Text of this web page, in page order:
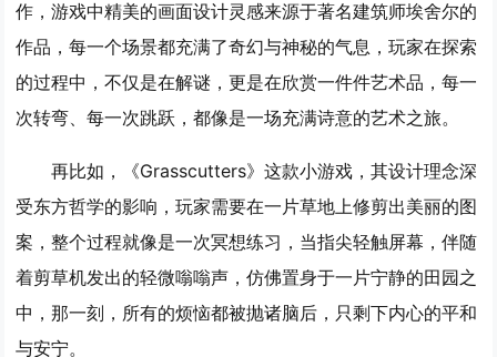
作，游戏中精美的画面设计灵感来源于著名建筑师埃舍尔的
作品，每一个场景都充满了奇幻与神秘的气息，玩家在探索
的过程中，不仅是在解谜，更是在欣赏一件件艺术品，每一
次转弯、每一次跳跃，都像是一场充满诗意的艺术之旅。
再比如，《Grasscutters》这款小游戏，其设计理念深
受东方哲学的影响，玩家需要在一片草地上修剪出美丽的图
案，整个过程就像是一次冥想练习，当指尖轻触屏幕，伴随
着剪草机发出的轻微嗡嗡声，仿佛置身于一片宁静的田园之
中，那一刻，所有的烦恼都被抛诸脑后，只剩下内心的平和
与安宁。